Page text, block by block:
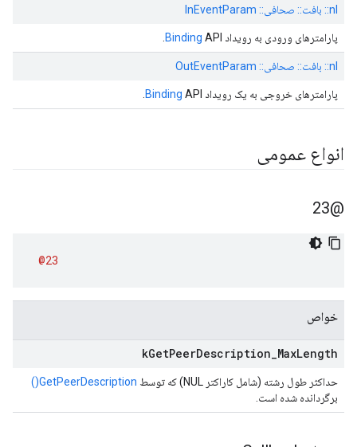
nl:: بافت:: صحافی:: InEventParam
پارامترهای ورودی به رویداد Binding API.
nl:: بافت:: صحافی:: OutEventParam
پارامترهای خروجی به یک رویداد Binding API.
انواع عمومی
@23
@23
خواص
kGetPeerDescription MaxLength
حداکثر طول رشته (شامل کاراکتر NUL) که توسط
GetPeerDescription()
برگردانده شده است.